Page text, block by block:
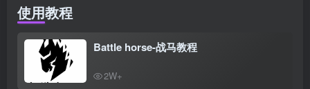
使用教程
Battle horse-战马教程
2W+